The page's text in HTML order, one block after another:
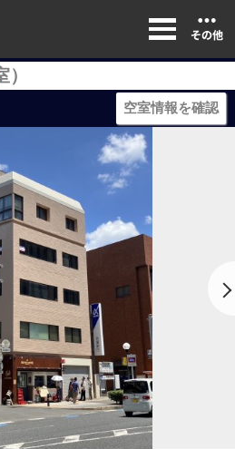
）
空室情報を確認